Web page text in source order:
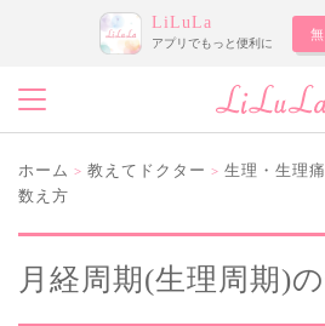
LiLuLa
アプリでもっと便利に
ホーム > 教えてドクター > 生理・生理痛
数え方
月経周期(生理周期)